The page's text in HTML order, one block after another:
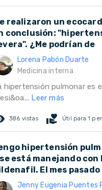
realizaron un
conclusión:
¿Me podrían de
Lorena Pabón Duarte
Medicina interna
hipertensión pulmonar es
Leer más
386 vistas volunteer_activism Útil para 1
hipertensión
está manejando con
El mes pasado
Jenny Eugenia Puentes